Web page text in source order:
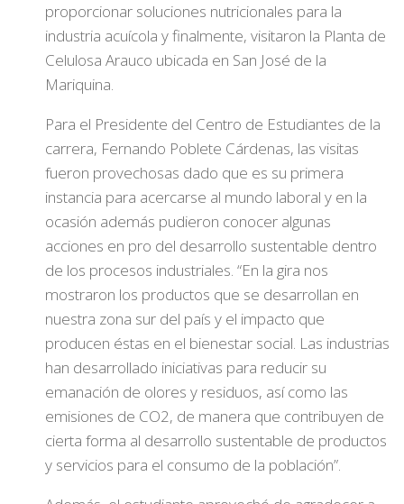
proporcionar soluciones nutricionales para la
industria acuícola y finalmente, visitaron la Planta de
Celulosa Arauco ubicada en San José de la
Mariquina.
Para el Presidente del Centro de Estudiantes de la
carrera, Fernando Poblete Cárdenas, las visitas
fueron provechosas dado que es su primera
instancia para acercarse al mundo laboral y en la
ocasión además pudieron conocer algunas
acciones en pro del desarrollo sustentable dentro
de los procesos industriales. “En la gira nos
mostraron los productos que se desarrollan en
nuestra zona sur del país y el impacto que
producen éstas en el bienestar social. Las industrias
han desarrollado iniciativas para reducir su
emanación de olores y residuos, así como las
emisiones de CO2, de manera que contribuyen de
cierta forma al desarrollo sustentable de productos
y servicios para el consumo de la población”.